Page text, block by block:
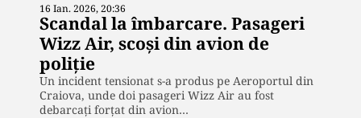
16 Ian. 2026, 20:36
Scandal la îmbarcare. Pasageri
Wizz Air, scoși din avion de
poliție
Un incident tensionat s-a produs pe Aeroportul din
Craiova, unde doi pasageri Wizz Air au fost
debarcați forțat din avion…